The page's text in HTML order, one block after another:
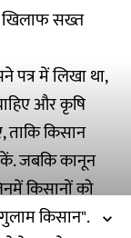
खिलाफ सख्त
पत्र में लिखा था,
और कृषि
ताकि किसान
जबकि कानून
किसानों को
किसान".